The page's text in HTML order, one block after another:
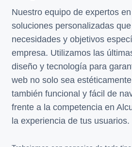
Nuestro equipo de expertos
soluciones personalizadas
necesidades y objetivos
empresa. Utilizamos las
diseño y tecnología para
web no solo sea
también funcional y fácil de
frente a la competencia en
la experiencia de tus usuarios.